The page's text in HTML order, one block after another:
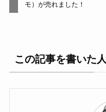
モ）が売れました！
この記事を書いた人